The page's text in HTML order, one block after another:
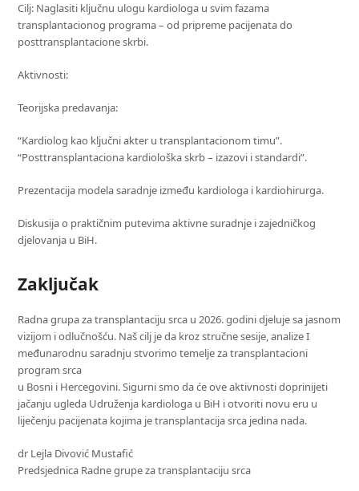
Cilj: Naglasiti ključnu ulogu kardiologa u svim fazama
transplantacionog programa – od pripreme pacijenata do
posttransplantacione skrbi.
Aktivnosti:
Teorijska predavanja:
“Kardiolog kao ključni akter u transplantacionom timu”.
“Posttransplantaciona kardiološka skrb – izazovi i standardi”.
Prezentacija modela saradnje između kardiologa i kardiohirurga.
Diskusija o praktičnim putevima aktivne suradnje i zajedničkog
djelovanja u BiH.
Zaključak
Radna grupa za transplantaciju srca u 2026. godini djeluje sa jasnom
vizijom i odlučnošću. Naš cilj je da kroz stručne sesije, analize I
međunarodnu saradnju stvorimo temelje za transplantacioni
program srca
u Bosni i Hercegovini. Sigurni smo da će ove aktivnosti doprinijeti
jačanju ugleda Udruženja kardiologa u BiH i otvoriti novu eru u
liječenju pacijenata kojima je transplantacija srca jedina nada.
dr Lejla Divović Mustafić
Predsjednica Radne grupe za transplantaciju srca